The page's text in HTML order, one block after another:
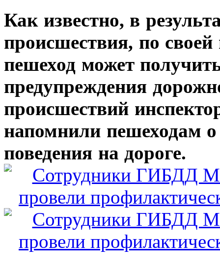
Как известно, в
происшествия, по
пешеход может
предупреждения
происшествий
напомнили пешеходам о
поведения на дороге.